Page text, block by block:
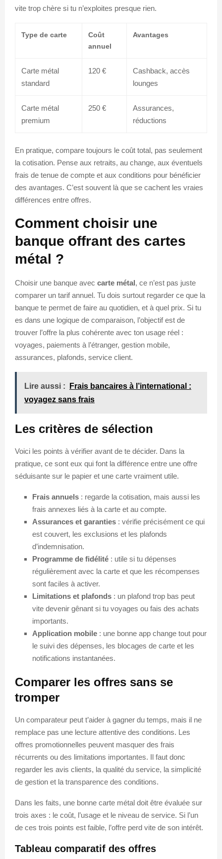
vite trop chère si tu n’exploites presque rien.
Type de carte
Coût
annuel
Avantages
Carte métal
standard
120 €
Cashback, accès
lounges
Carte métal
premium
250 €
Assurances,
réductions
En pratique, compare toujours le coût total, pas seulement
la cotisation. Pense aux retraits, au change, aux éventuels
frais de tenue de compte et aux conditions pour bénéficier
des avantages. C’est souvent là que se cachent les vraies
différences entre offres.
Comment choisir une
banque offrant des cartes
métal ?
Choisir une banque avec carte métal, ce n’est pas juste
comparer un tarif annuel. Tu dois surtout regarder ce que la
banque te permet de faire au quotidien, et à quel prix. Si tu
es dans une logique de comparaison, l’objectif est de
trouver l’offre la plus cohérente avec ton usage réel :
voyages, paiements à l’étranger, gestion mobile,
assurances, plafonds, service client.
Lire aussi :
Frais bancaires à l’international :
voyagez sans frais
Les critères de sélection
Voici les points à vérifier avant de te décider. Dans la
pratique, ce sont eux qui font la différence entre une offre
séduisante sur le papier et une carte vraiment utile.
Frais annuels : regarde la cotisation, mais aussi les
frais annexes liés à la carte et au compte.
Assurances et garanties : vérifie précisément ce qui
est couvert, les exclusions et les plafonds
d’indemnisation.
Programme de fidélité : utile si tu dépenses
régulièrement avec la carte et que les récompenses
sont faciles à activer.
Limitations et plafonds : un plafond trop bas peut
vite devenir gênant si tu voyages ou fais des achats
importants.
Application mobile : une bonne app change tout pour
le suivi des dépenses, les blocages de carte et les
notifications instantanées.
Comparer les offres sans se
tromper
Un comparateur peut t’aider à gagner du temps, mais il ne
remplace pas une lecture attentive des conditions. Les
offres promotionnelles peuvent masquer des frais
récurrents ou des limitations importantes. Il faut donc
regarder les avis clients, la qualité du service, la simplicité
de gestion et la transparence des conditions.
Dans les faits, une bonne carte métal doit être évaluée sur
trois axes : le coût, l’usage et le niveau de service. Si l’un
de ces trois points est faible, l’offre perd vite de son intérêt.
Tableau comparatif des offres